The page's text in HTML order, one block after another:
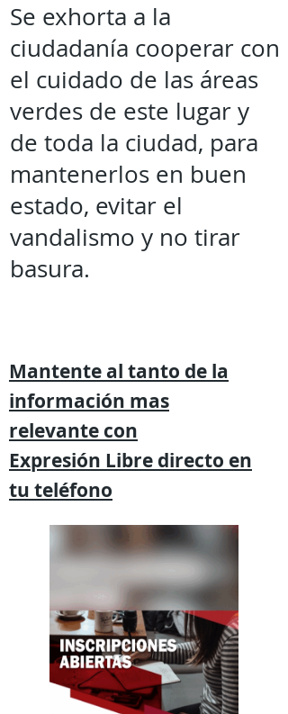
Se exhorta a la
ciudadanía cooperar con
el cuidado de las áreas
verdes de este lugar y
de toda la ciudad, para
mantenerlos en buen
estado, evitar el
vandalismo y no tirar
basura.
Mantente al tanto de la
información mas
relevante con
Expresión Libre directo en
tu teléfono